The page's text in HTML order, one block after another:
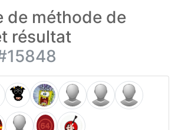
de méthode de
résultat